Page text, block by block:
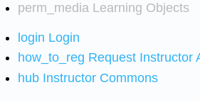
perm_media Learning Objects
login Login
how_to_reg Request Instructor
hub Instructor Commons